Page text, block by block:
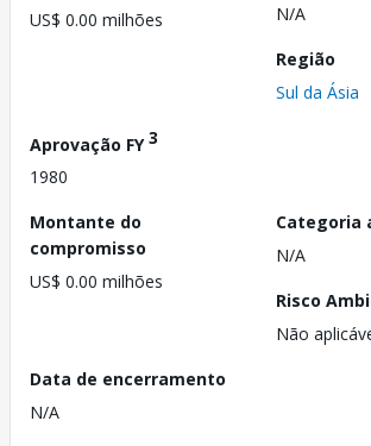
US$ 0.00 milhões
N/A
Região
Sul da Ásia
Aprovação FY3
1980
Montante do
compromisso
US$ 0.00 milhões
Categoria
N/A
Risco
Não
Data de encerramento
N/A